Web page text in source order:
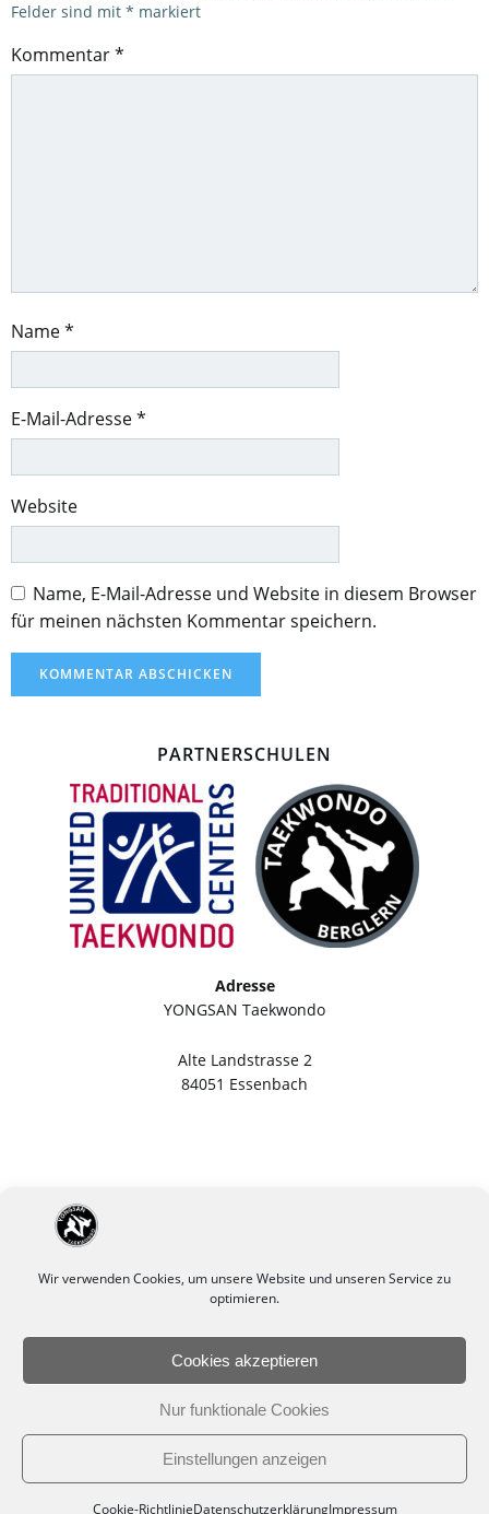
Wir verwenden Cookies, um unsere Website und unseren Service zu
optimieren.
Cookies akzeptieren
Nur funktionale Cookies
Einstellungen anzeigen
Cookie-RichtlinieDatenschutzerklärungImpressum
Felder sind mit * markiert
Kommentar*
Name*
E-Mail-Adresse*
Website
Name, E-Mail-Adresse und Website in diesem Browser
für meinen nächsten Kommentar speichern.
PARTNERSCHULEN
Adresse
YONGSAN Taekwondo
Alte Landstrasse 2
84051 Essenbach
Impressum
Datenschutzerklärung
© 2026 TAEKWONDO LANDSHUT | ESSENBACH | ERGOLDSBACH.